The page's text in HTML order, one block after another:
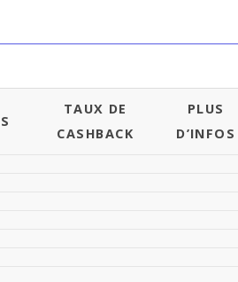
TAUX DE
CASHBACK
PLUS
D’INFOS